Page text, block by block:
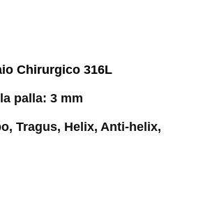
Don't show again.
Chirurgico 316L
palla: 3 mm
Tragus, Helix, Anti-helix,